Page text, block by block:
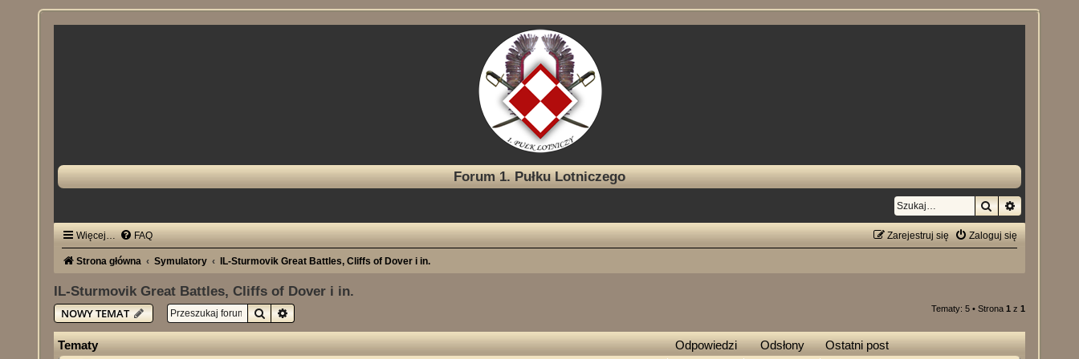
Forum 1. Pułku Lotniczego
Szukaj
Więcej… FAQ Zaloguj się
Zarejestruj się
Strona główna Symulatory IL-Sturmovik Great Battles, Cliffs of Dover i in.
IL-Sturmovik Great Battles, Cliffs of Dover i in.
NOWY TEMAT
SzukajWyszukiwanie zaawansowane Tematy: 5 • Strona 1 z 1
Tematy Odpowiedzi Odsłony Ostatni post